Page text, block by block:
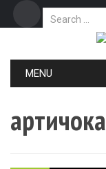
Search for:
MENU
артичока